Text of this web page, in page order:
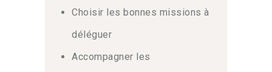
Choisir les bonnes missions à
déléguer
Accompagner les